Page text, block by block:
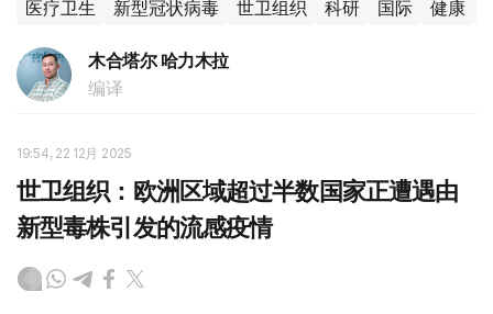
医疗卫生 新型冠状病毒 世卫组织 科研 国际 健康
木合塔尔 哈力木拉
编译
19:54, 22 12月 2025
世卫组织：欧洲区域超过半数国家正遭遇由
新型毒株引发的流感疫情